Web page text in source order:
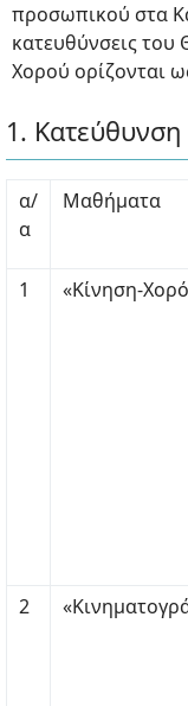
προσωπικού στα
κατευθύνσεις
Χορού ορίζονται
1.
α/
α
Μαθήματα
1 «Κίνηση-
2